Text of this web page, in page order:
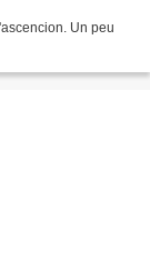
Un peu